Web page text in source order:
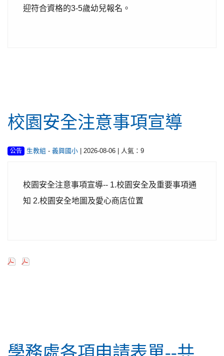
迎符合資格的3-5歲幼兒報名。
校園安全注意事項宣導
公告 生教組 - 義興國小| 2026-08-06 | 人氣：9
校園安全注意事項宣導-- 1.校園安全及重要事項通
知 2.校園安全地圖及愛心商店位置
學務處各項申請表單--共